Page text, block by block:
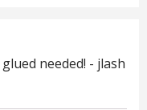
needed! - jlash